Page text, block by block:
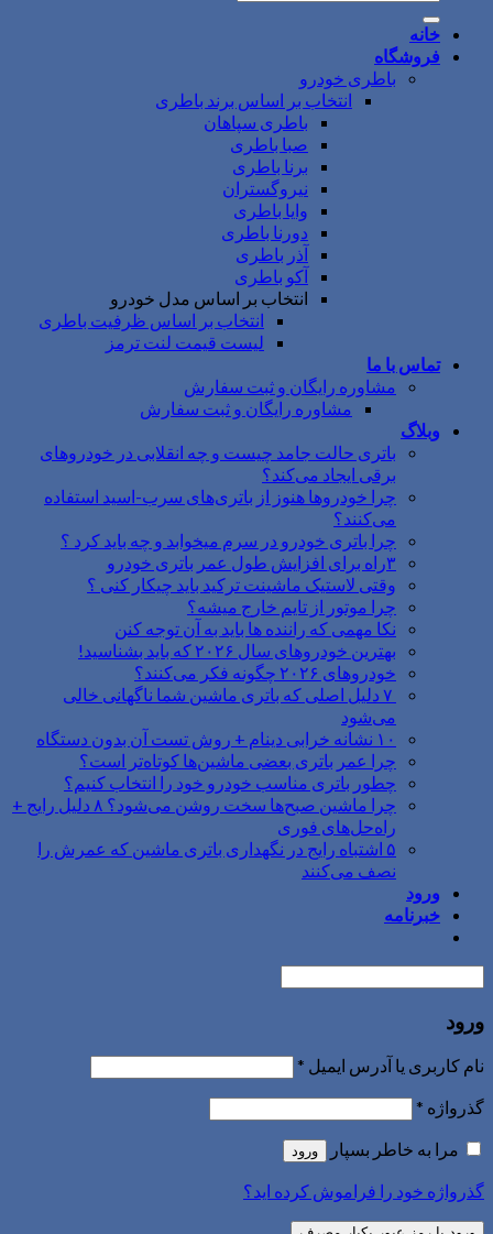
خانه
فروشگاه
باطری خودرو
انتخاب بر اساس برند باطری
باطری سپاهان
صبا باطری
برنا باطری
نیروگستران
وایا باطری
دورنا باطری
آذر باطری
آکو باطری
انتخاب بر اساس مدل خودرو
انتخاب بر اساس ظرفیت باطری
لیست قیمت لنت ترمز
تماس با ما
مشاوره رایگان و ثبت سفارش
مشاوره رایگان و ثبت سفارش
وبلاگ
باتری حالت جامد چیست و چه انقلابی در خودروهای
برقی ایجاد می‌کند؟
چرا خودروها هنوز از باتری‌های سرب-اسید استفاده
می‌کنند؟
چرا باتری خودرو در سرم میخوابد و چه باید کرد ؟
۳راه برای افزایش طول عمر باتری خودرو
وقتی لاستیک ماشینت ترکید باید چیکار کنی ؟
چرا موتور از تایم خارج میشه؟
نکا مهمی که راننده ها باید به آن توجه کنن
بهترین خودروهای سال ۲۰۲۶ که باید بشناسید!
خودروهای ۲۰۲۶ چگونه فکر می‌کنند؟
۷ دلیل اصلی که باتری ماشین شما ناگهانی خالی
می‌شود
۱۰ نشانه خرابی دینام + روش تست آن بدون دستگاه
چرا عمر باتری بعضی ماشین‌ها کوتاه‌تر است؟
چطور باتری مناسب خودرو خود را انتخاب کنیم؟
چرا ماشین صبح‌ها سخت روشن می‌شود؟ ۸ دلیل رایج +
راه‌حل‌های فوری
۵ اشتباه رایج در نگهداری باتری ماشین که عمرش را
نصف می‌کنند
ورود
خبرنامه
ورود
نام کاربری یا آدرس ایمیل *
گذرواژه *
مرا به خاطر بسپار
ورود
گذرواژه خود را فراموش کرده اید؟